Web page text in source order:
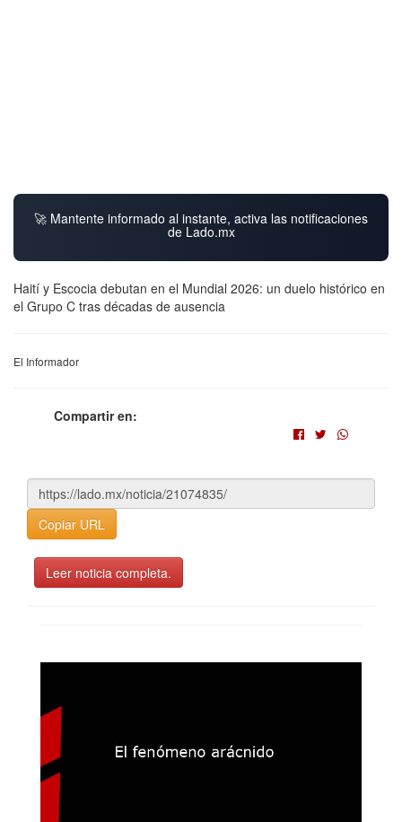
🚀 Mantente informado al instante, activa las notificaciones
de Lado.mx
Haití y Escocia debutan en el Mundial 2026: un duelo histórico en
el Grupo C tras décadas de ausencia
El Informador
Compartir en:
Copiar URL
Leer noticia completa.